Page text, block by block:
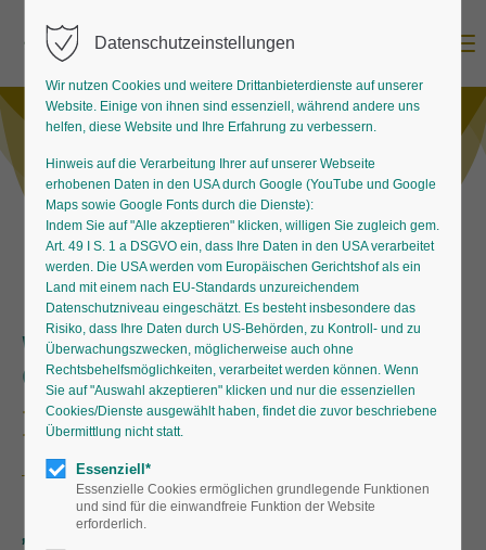
Willkommen in der Welt der
Grüntöne
Begehrte Schattenplätze
„Schattenplätze werden künftig wichtiger als die
Datenschutzeinstellungen
Wir nutzen Cookies und weitere Drittanbieterdienste auf unserer
Website. Einige von ihnen sind essenziell, während andere uns
helfen, diese Website und Ihre Erfahrung zu verbessern.
Hinweis auf die Verarbeitung Ihrer auf unserer Webseite
erhobenen Daten in den USA durch Google (YouTube und Google
Maps sowie Google Fonts durch die Dienste):
Indem Sie auf "Alle akzeptieren" klicken, willigen Sie zugleich gem.
Art. 49 I S. 1 a DSGVO ein, dass Ihre Daten in den USA verarbeitet
werden. Die USA werden vom Europäischen Gerichtshof als ein
Land mit einem nach EU-Standards unzureichendem
Datenschutzniveau eingeschätzt. Es besteht insbesondere das
Risiko, dass Ihre Daten durch US-Behörden, zu Kontroll- und zu
Überwachungszwecken, möglicherweise auch ohne
Rechtsbehelfsmöglichkeiten, verarbeitet werden können. Wenn
Sie auf "Auswahl akzeptieren" klicken und nur die essenziellen
Cookies/Dienste ausgewählt haben, findet die zuvor beschriebene
Übermittlung nicht statt.
Essenziell*
Essenzielle Cookies ermöglichen grundlegende Funktionen
und sind für die einwandfreie Funktion der Website
erforderlich.